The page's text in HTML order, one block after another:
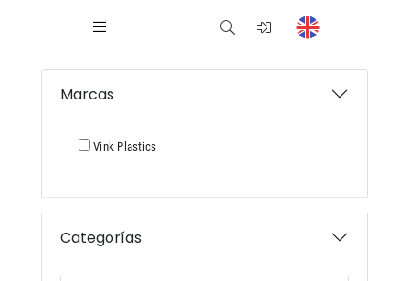
Marcas
Vink Plastics
Categorías